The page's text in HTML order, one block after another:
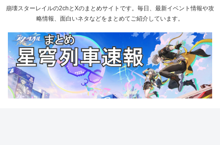
崩壊スターレイルの2chとXのまとめサイトです。毎日、最新イベント情報や攻
略情報、面白いネタなどをまとめてご紹介しています。